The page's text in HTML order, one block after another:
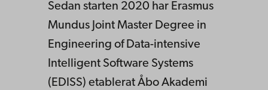
Sedan starten 2020 har Erasmus
Mundus Joint Master Degree in
Engineering of Data-intensive
Intelligent Software Systems
(EDISS) etablerat Åbo Akademi